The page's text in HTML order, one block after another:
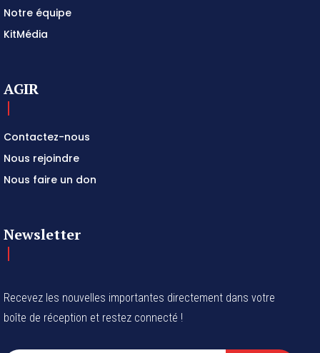
Notre équipe
KitMédia
AGIR
Contactez-nous
Nous rejoindre
Nous faire un don
Newsletter
Recevez les nouvelles importantes directement dans votre
boîte de réception et restez connecté !